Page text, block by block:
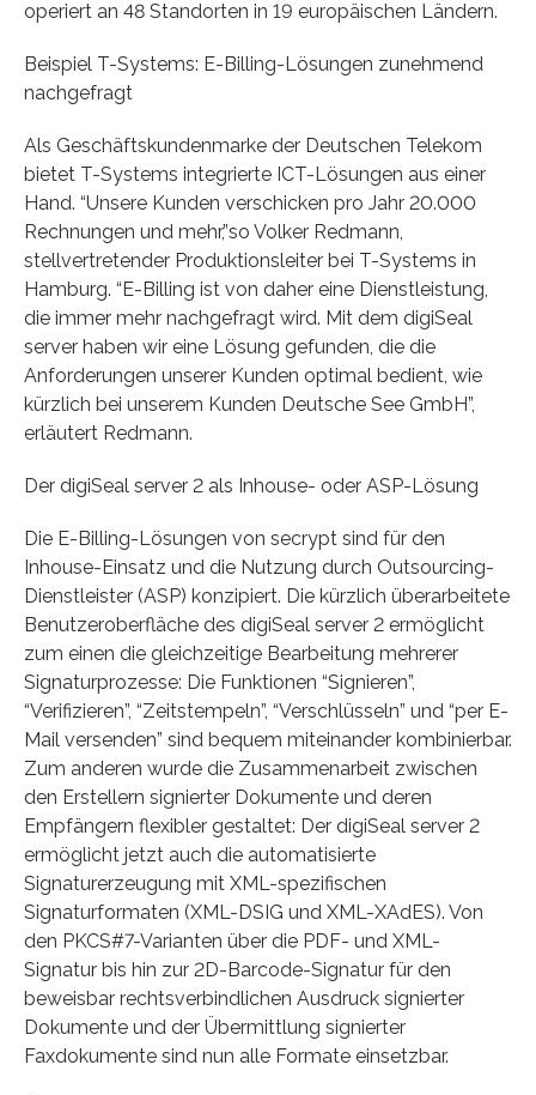
operiert an 48 Standorten in 19 europäischen Ländern.
Beispiel T-Systems: E-Billing-Lösungen zunehmend
nachgefragt
Als Geschäftskundenmarke der Deutschen Telekom
bietet T-Systems integrierte ICT-Lösungen aus einer
Hand. “Unsere Kunden verschicken pro Jahr 20.000
Rechnungen und mehr,”so Volker Redmann,
stellvertretender Produktionsleiter bei T-Systems in
Hamburg. “E-Billing ist von daher eine Dienstleistung,
die immer mehr nachgefragt wird. Mit dem digiSeal
server haben wir eine Lösung gefunden, die die
Anforderungen unserer Kunden optimal bedient, wie
kürzlich bei unserem Kunden Deutsche See GmbH”,
erläutert Redmann.
Der digiSeal server 2 als Inhouse- oder ASP-Lösung
Die E-Billing-Lösungen von secrypt sind für den
Inhouse-Einsatz und die Nutzung durch Outsourcing-
Dienstleister (ASP) konzipiert. Die kürzlich überarbeitete
Benutzeroberfläche des digiSeal server 2 ermöglicht
zum einen die gleichzeitige Bearbeitung mehrerer
Signaturprozesse: Die Funktionen “Signieren”,
“Verifizieren”, “Zeitstempeln”, “Verschlüsseln” und “per E-
Mail versenden” sind bequem miteinander kombinierbar.
Zum anderen wurde die Zusammenarbeit zwischen
den Erstellern signierter Dokumente und deren
Empfängern flexibler gestaltet: Der digiSeal server 2
ermöglicht jetzt auch die automatisierte
Signaturerzeugung mit XML-spezifischen
Signaturformaten (XML-DSIG und XML-XAdES). Von
den PKCS#7-Varianten über die PDF- und XML-
Signatur bis hin zur 2D-Barcode-Signatur für den
beweisbar rechtsverbindlichen Ausdruck signierter
Dokumente und der Übermittlung signierter
Faxdokumente sind nun alle Formate einsetzbar.